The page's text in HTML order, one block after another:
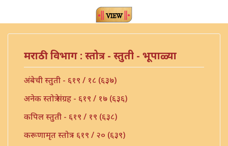
मराठी विभाग : स्तोत्र - स्तुती - भूपाळ्या
अंबेची स्तुती - ६१९ / १८ (६३७)
अनेक स्तोत्रे संग्रह - ६१९ / १७ (६३६)
कपिल स्तुती - ६१९ / १९ (६३८)
करूणामृत स्तोत्र - ६१९ / २० (६३९)